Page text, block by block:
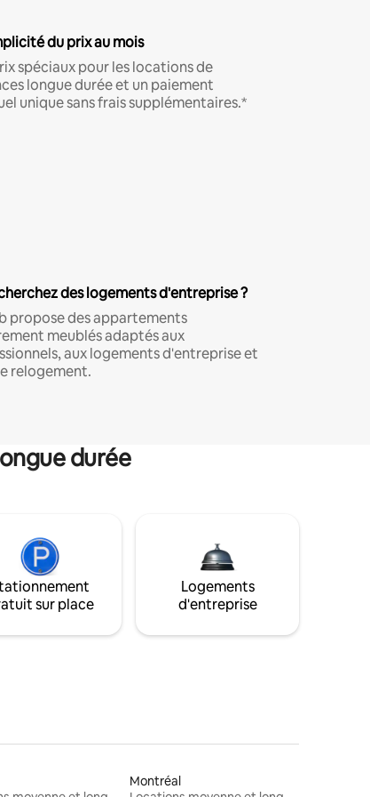
du prix au mois
spéciaux pour les locations de
longue durée et un paiement
unique sans frais supplémentaires.*
des logements d'entreprise ?
propose des appartements
meublés adaptés aux
aux logements d'entreprise et
relogement.
durée
sur place
Logements
d'entreprise
Montréal